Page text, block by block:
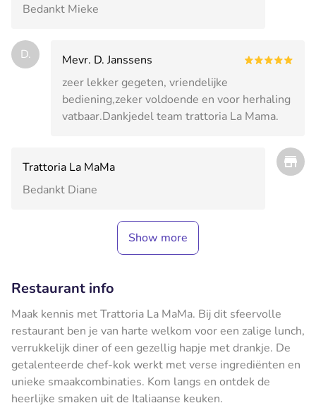
Bedankt Mieke
D.
Mevr. D. Janssens
zeer lekker gegeten, vriendelijke
bediening,zeker voldoende en voor herhaling
vatbaar.Dankjedel team trattoria La Mama.
Trattoria La MaMa
Bedankt Diane
Show more
Restaurant info
Maak kennis met Trattoria La MaMa. Bij dit sfeervolle
restaurant ben je van harte welkom voor een zalige lunch,
verrukkelijk diner of een gezellig hapje met drankje. De
getalenteerde chef-kok werkt met verse ingrediënten en
unieke smaakcombinaties. Kom langs en ontdek de
heerlijke smaken uit de Italiaanse keuken.